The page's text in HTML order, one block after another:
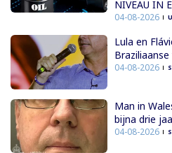
NIVEAU IN
04-08-2026
Lula en
04-08-2026
Man in
bijna drie
04-08-2026